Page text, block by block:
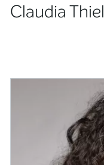
Claudia Thiel